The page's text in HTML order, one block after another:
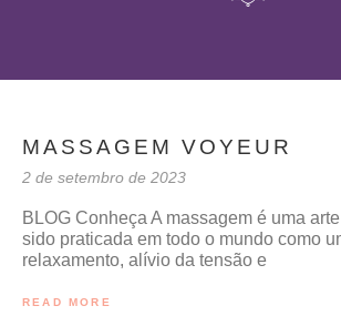
MASSAGEM VOYEUR
2 de setembro de 2023
BLOG Conheça A massagem é uma
sido praticada em todo o mundo como
relaxamento, alívio da tensão e
READ MORE